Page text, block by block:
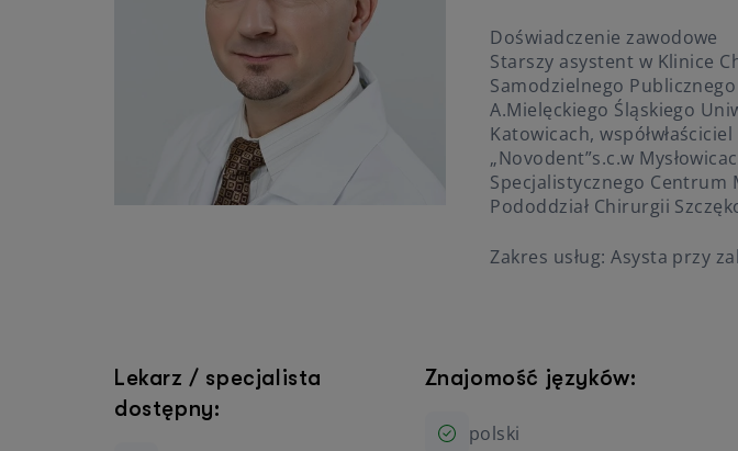
Doświadczenie zawodowe
Starszy asystent w Klinice
Samodzielnego
A.Mielęckiego Śląskiego
Katowicach,
„Novodent”s.c.w
Specjalistycznego Centrum
Pododdział Chirurgii
Zakres usług: Asysta przy
Lekarz / specjalista
dostępny:
Znajomość języków:
polski